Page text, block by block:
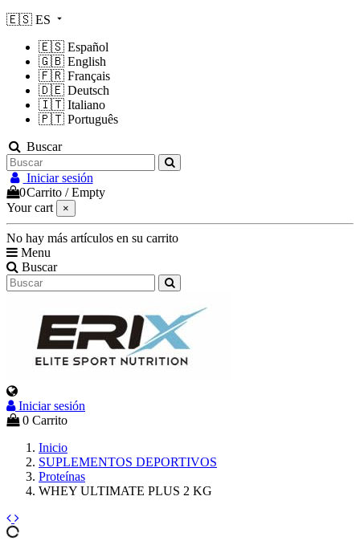
🇪🇸 ES
🇪🇸 Español
🇬🇧 English
🇫🇷 Français
🇩🇪 Deutsch
🇮🇹 Italiano
🇵🇹 Português
Buscar
Iniciar sesión
0Carrito /Empty
Your cart
×
No hay más artículos en su carrito
Menu
Buscar
Iniciar sesión
0 Carrito
Inicio
SUPLEMENTOS DEPORTIVOS
Proteínas
WHEY ULTIMATE PLUS 2 KG